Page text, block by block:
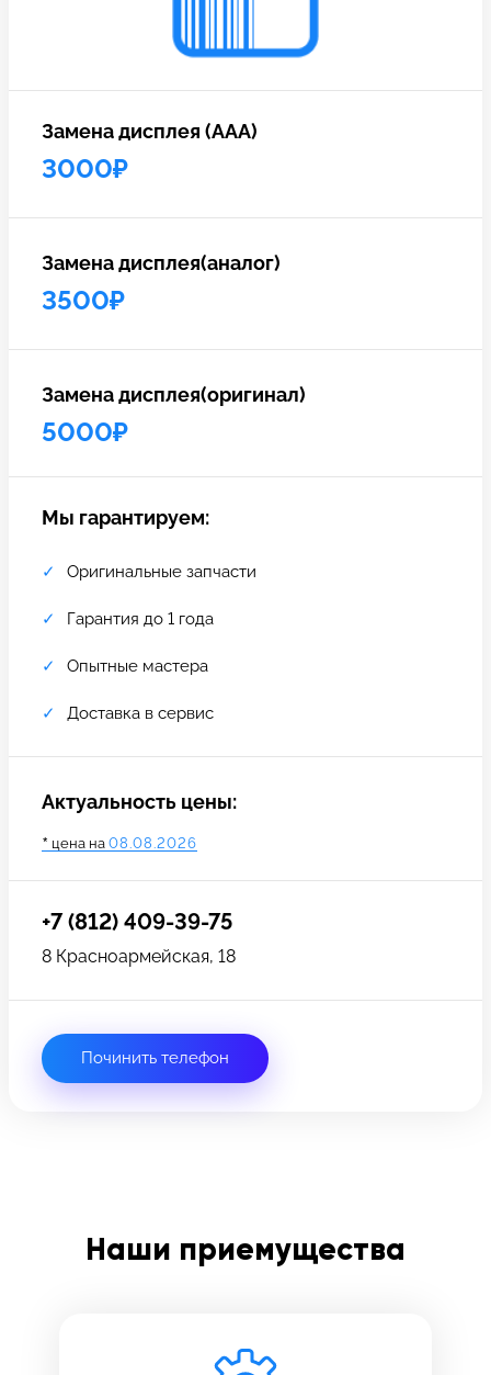
Связаться с нами
Замена дисплея (ААА)
3000₽
Замена дисплея(аналог)
3500₽
Замена дисплея(оригинал)
5000₽
Мы гарантируем:
Оригинальные запчасти
Гарантия до 1 года
Опытные мастера
Доставка в сервис
Актуальность цены:
* цена на 08.08.2026
+7 (812) 409-39-75
8 Красноармейская, 18
Починить телефон
Наши приемущества
Задать вопрос
*бесплатно
связи и ждите звонка:
Оставьте свой
отзыв
Заполните все необходимые поля
Введите имя